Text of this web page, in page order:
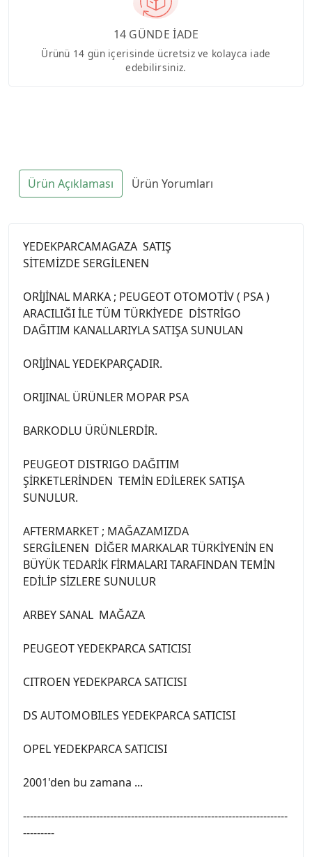
14 GÜNDE İADE
Ürünü 14 gün içerisinde ücretsiz ve kolayca iade
edebilirsiniz.
Ürün Açıklaması Ürün Yorumları
YEDEKPARCAMAGAZA SATIŞ
SİTEMİZDE SERGİLENEN
ORİJİNAL MARKA ; PEUGEOT OTOMOTİV ( PSA )
ARACILIĞI İLE TÜM TÜRKİYEDE DİSTRİGO
DAĞITIM KANALLARIYLA SATIŞA SUNULAN
ORİJİNAL YEDEKPARÇADIR.
ORIJINAL ÜRÜNLER MOPAR PSA
BARKODLU ÜRÜNLERDİR.
PEUGEOT DISTRIGO DAĞITIM
ŞİRKETLERİNDEN TEMİN EDİLEREK SATIŞA
SUNULUR.
AFTERMARKET ; MAĞAZAMIZDA
SERGİLENEN DİĞER MARKALAR TÜRKİYENİN EN
BÜYÜK TEDARİK FİRMALARI TARAFINDAN TEMİN
EDİLİP SİZLERE SUNULUR
ARBEY SANAL MAĞAZA
PEUGEOT YEDEKPARCA SATICISI
CITROEN YEDEKPARCA SATICISI
DS AUTOMOBILES YEDEKPARCA SATICISI
OPEL YEDEKPARCA SATICISI
2001'den bu zamana ...
----------------------------------------------------------------------------
---------